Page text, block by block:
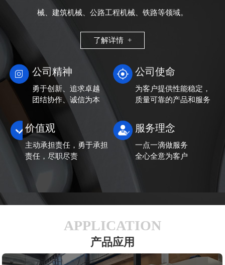
械、建筑机械、公路工程机械、铁路等领域。
了解详情 +
公司精神
勇于创新、追求卓越
团结协作、诚信为本
公司使命
为客户提供性能稳定，
质量可靠的产品和服务
价值观
主动承担责任，勇于承担
责任，尽职尽责
服务理念
一点一滴做服务
全心全意为客户
APPLICATION
产品应用